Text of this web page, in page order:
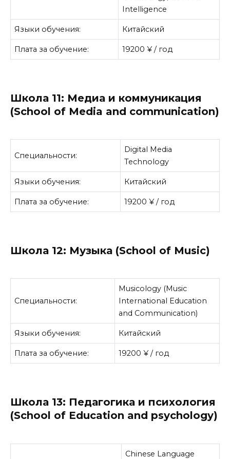
Intelligence
Языки обучения: Китайский
Плата за обучение: 19200 ¥ / год
Школа 11: Медиа и коммуникация
(School of Media and communication)
Специальности:
Digital Media
Technology
Языки обучения: Китайский
Плата за обучение: 19200 ¥ / год
Школа 12: Музыка (School of Music)
Специальности:
Musicology (Music
International Education
and Communication)
Языки обучения: Китайский
Плата за обучение: 19200 ¥ / год
Школа 13: Педагогика и психология
(School of Education and psychology)
Chinese Language